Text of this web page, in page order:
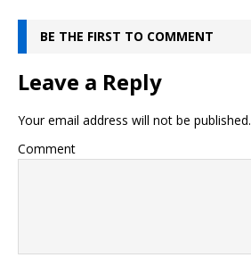
BE THE FIRST TO COMMENT
Leave a Reply
Your email address will not be published.
Comment